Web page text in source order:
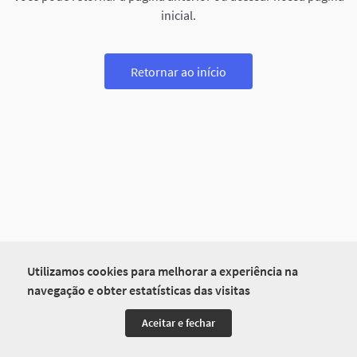
Utilizamos cookies para melhorar a experiência na
navegação e obter estatísticas das visitas
Aceitar e fechar
inicial.
Retornar ao início